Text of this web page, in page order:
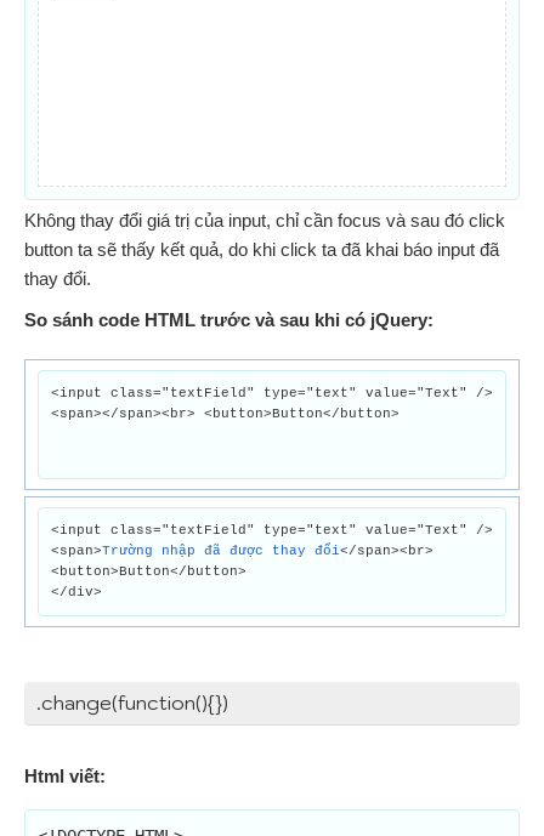
Không thay đổi giá trị của input, chỉ cần focus và sau đó click
button ta sẽ thấy kết quả, do khi click ta đã khai báo input đã
thay đổi.
So sánh code HTML trước và sau khi có jQuery:
<input class="textField" type="text" value="Text" />
<span></span><br> <button>Button</button>
<input class="textField" type="text" value="Text" />
<span>Trường nhập đã được thay đổi</span><br>
<button>Button</button>
</div>
.change(function(){})
Html viết: